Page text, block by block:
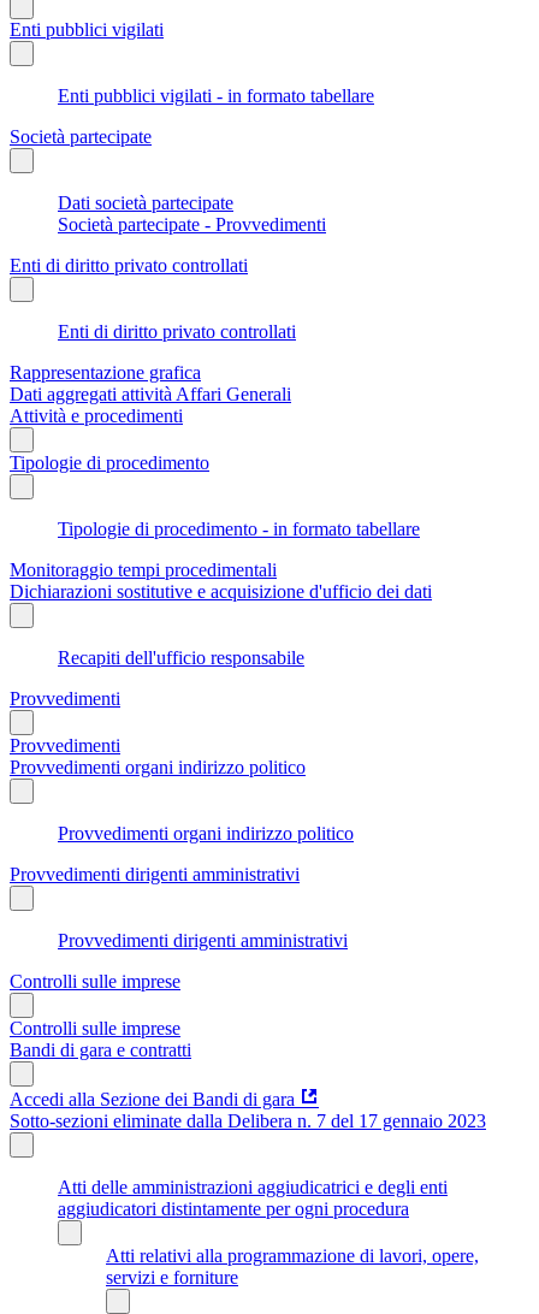
Enti pubblici vigilati
Enti pubblici vigilati - in formato tabellare
Società partecipate
Dati società partecipate
Società partecipate - Provvedimenti
Enti di diritto privato controllati
Enti di diritto privato controllati
Rappresentazione grafica
Dati aggregati attività Affari Generali
Attività e procedimenti
Tipologie di procedimento
Tipologie di procedimento - in formato tabellare
Monitoraggio tempi procedimentali
Dichiarazioni sostitutive e acquisizione d'ufficio dei dati
Recapiti dell'ufficio responsabile
Provvedimenti
Provvedimenti
Provvedimenti organi indirizzo politico
Provvedimenti organi indirizzo politico
Provvedimenti dirigenti amministrativi
Provvedimenti dirigenti amministrativi
Controlli sulle imprese
Controlli sulle imprese
Bandi di gara e contratti
Accedi alla Sezione dei Bandi di gara
Sotto-sezioni eliminate dalla Delibera n. 7 del 17 gennaio 2023
Atti delle amministrazioni aggiudicatrici e degli enti
aggiudicatori distintamente per ogni procedura
Atti relativi alla programmazione di lavori, opere,
servizi e forniture